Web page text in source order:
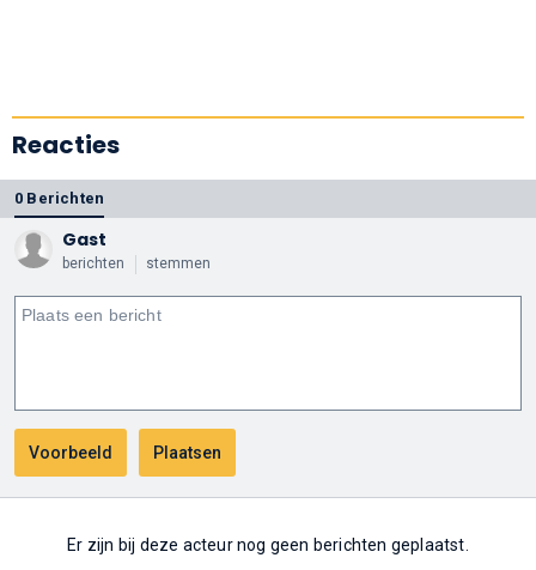
Reacties
0 Berichten
Gast
berichten stemmen
Er zijn bij deze acteur nog geen berichten geplaatst.